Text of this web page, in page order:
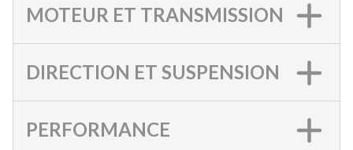
MOTEUR ET TRANSMISSION
DIRECTION ET SUSPENSION
PERFORMANCE